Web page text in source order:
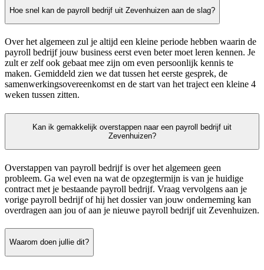
Hoe snel kan de payroll bedrijf uit Zevenhuizen aan de slag?
Over het algemeen zul je altijd een kleine periode hebben waarin de
payroll bedrijf jouw business eerst even beter moet leren kennen. Je
zult er zelf ook gebaat mee zijn om even persoonlijk kennis te
maken. Gemiddeld zien we dat tussen het eerste gesprek, de
samenwerkingsovereenkomst en de start van het traject een kleine 4
weken tussen zitten.
Kan ik gemakkelijk overstappen naar een payroll bedrijf uit
Zevenhuizen?
Overstappen van payroll bedrijf is over het algemeen geen
probleem. Ga wel even na wat de opzegtermijn is van je huidige
contract met je bestaande payroll bedrijf. Vraag vervolgens aan je
vorige payroll bedrijf of hij het dossier van jouw onderneming kan
overdragen aan jou of aan je nieuwe payroll bedrijf uit Zevenhuizen.
Waarom doen jullie dit?